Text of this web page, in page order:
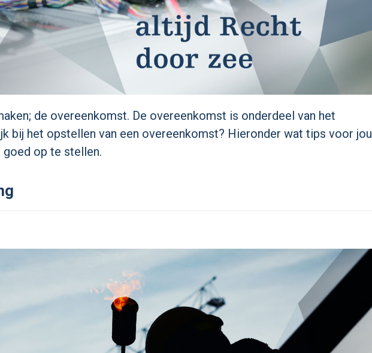
de overeenkomst. De overeenkomst is onderdeel van het
bij het opstellen van een overeenkomst? Hieronder wat tips voor jou
op te stellen.